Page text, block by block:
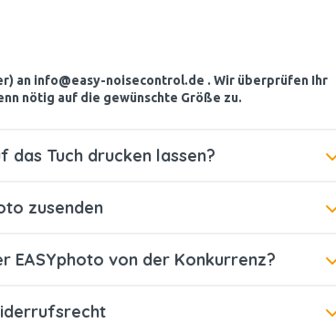
an info@easy-noisecontrol.de . Wir überprüfen Ihr
nötig auf die gewünschte Größe zu.
das Tuch drucken lassen?
zusenden
EASYphoto von der Konkurrenz?